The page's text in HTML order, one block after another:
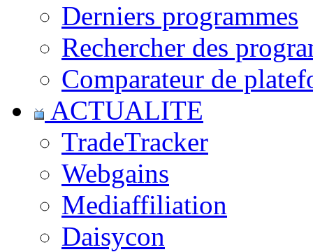
Derniers programmes
Rechercher des
Comparateur de
ACTUALITE
TradeTracker
Webgains
Mediaffiliation
Daisycon